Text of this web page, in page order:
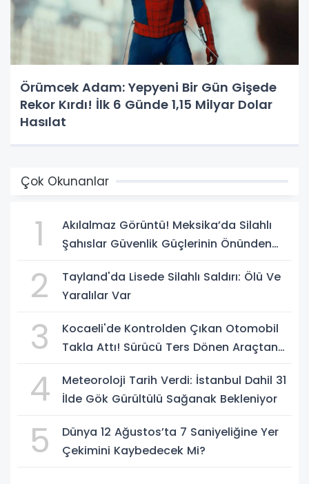
Örümcek Adam: Yepyeni Bir Gün Gişede
Rekor Kırdı! İlk 6 Günde 1,15 Milyar Dolar
Hasılat
Çok Okunanlar
1
Akılalmaz Görüntü! Meksika’da Silahlı
Şahıslar Güvenlik Güçlerinin Önünden
2
Tayland'da Lisede Silahlı Saldırı: Ölü Ve
Yaralılar Var
3
Kocaeli'de Kontrolden Çıkan Otomobil
Takla Attı! Sürücü Ters Dönen Araçtan
4
Meteoroloji Tarih Verdi: İstanbul Dahil 31
İlde Gök Gürültülü Sağanak Bekleniyor
5
Dünya 12 Ağustos’ta 7 Saniyeliğine Yer
Çekimini Kaybedecek Mi?